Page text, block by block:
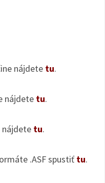
nájdete tu.
nájdete tu.
nájdete tu.
.ASF spustiť tu.